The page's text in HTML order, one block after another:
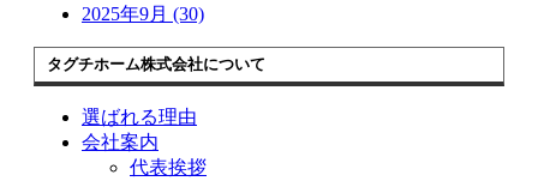
2025年9月 (30)
タグチホーム株式会社について
選ばれる理由
会社案内
代表挨拶